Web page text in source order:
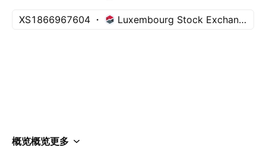
29-AUG-2028
XS1866967604 Luxembourg Stock Exchange
概览概览更多